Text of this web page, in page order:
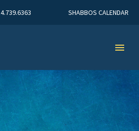
SHABBOS CALENDAR